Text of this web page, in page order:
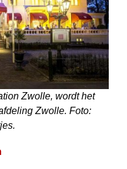
Zwolle, wordt het
Zwolle. Foto: